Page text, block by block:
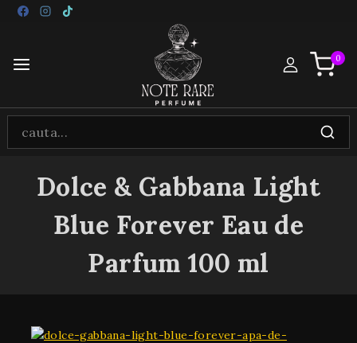
0
Dolce & Gabbana Light
Blue Forever Eau de
Parfum 100 ml